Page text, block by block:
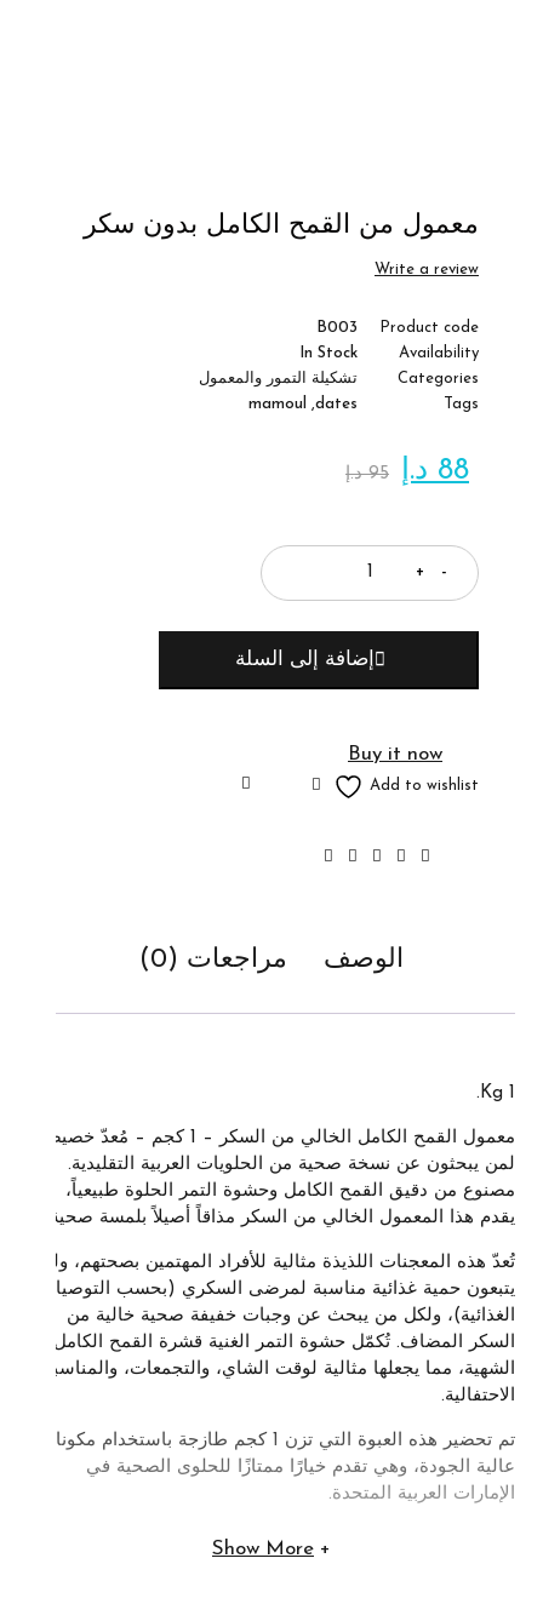
معمول من القمح الكامل بدون سكر
Write a review
Product code
B003
Availability
In Stock
Categories
تشكيلة التمور والمعمول
Tags
dates
,
mamoul
95 د.إ 88 د.إ
إضافة إلى السلة
Buy it now
الوصف مراجعات (0)
معمول القمح الكامل الخالي من السكر – 1 كجم – مُعدّ خصيصاً
لمن يبحثون عن نسخة صحية من الحلويات العربية التقليدية.
مصنوع من دقيق القمح الكامل وحشوة التمر الحلوة طبيعياً،
يقدم هذا المعمول الخالي من السكر مذاقاً أصيلاً بلمسة صحية.
تُعدّ هذه المعجنات اللذيذة مثالية للأفراد المهتمين بصحتهم، ولمن
يتبعون حمية غذائية مناسبة لمرضى السكري (بحسب التوصيات
الغذائية)، ولكل من يبحث عن وجبات خفيفة صحية خالية من
السكر المضاف. تُكمّل حشوة التمر الغنية قشرة القمح الكامل
الشهية، مما يجعلها مثالية لوقت الشاي، والتجمعات، والمناسبات
الاحتفالية.
تم تحضير هذه العبوة التي تزن 1 كجم طازجة باستخدام مكونات
عالية الجودة، وهي تقدم خيارًا ممتازًا للحلوى الصحية في
الإمارات العربية المتحدة.
Show More